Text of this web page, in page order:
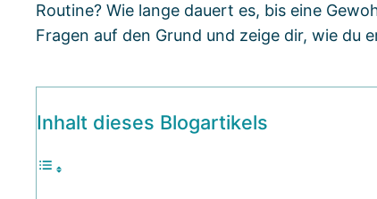
Routine? Wie lange dauert es, bis eine
Fragen auf den Grund und zeige dir, wie du
Inhalt dieses Blogartikels